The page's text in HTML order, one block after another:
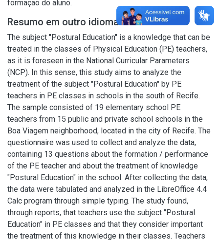
formação do aluno.
Resumo em outro idioma
The subject "Postural Education" is a knowledge that can be
treated in the classes of Physical Education (PE) teachers,
as it is foreseen in the National Curricular Parameters
(NCP). In this sense, this study aims to analyze the
treatment of the subject "Postural Education" by PE
teachers in PE classes in schools in the south of Recife.
The sample consisted of 19 elementary school PE
teachers from 15 public and private school schools in the
Boa Viagem neighborhood, located in the city of Recife. The
questionnaire was used to collect and analyze the data,
containing 13 questions about the formation / performance
of the PE teacher and about the treatment of knowledge
"Postural Education" in the school. After collecting the data,
the data were tabulated and analyzed in the LibreOffice 4.4
Calc program through simple typing. The study found,
through reports, that teachers use the subject "Postural
Education" in PE classes and that they consider important
the treatment of this knowledge in their classes. Teachers